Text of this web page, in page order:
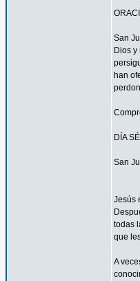
San
Dios
han
DÍA
San
Jesús
todas
que
A